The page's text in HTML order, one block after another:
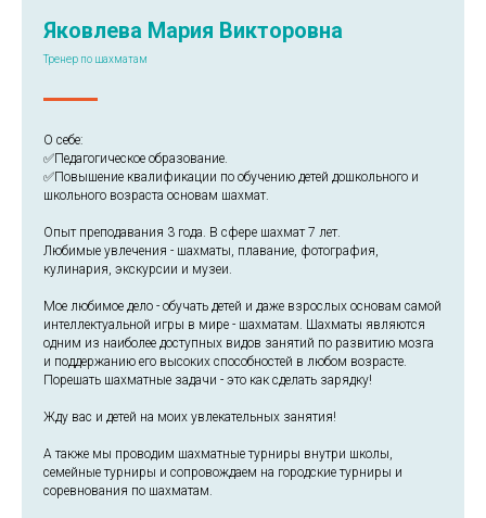
Яковлева Мария Викторовна
Тренер по шахматам
О себе:
✅Педагогическое образование.
✅Повышение квалификации по обучению детей дошкольного и
школьного возраста основам шахмат.
Опыт преподавания 3 года. В сфере шахмат 7 лет.
Любимые увлечения - шахматы, плавание, фотография,
кулинария, экскурсии и музеи.
Мое любимое дело - обучать детей и даже взрослых основам самой
интеллектуальной игры в мире - шахматам. Шахматы являются
одним из наиболее доступных видов занятий по развитию мозга
и поддержанию его высоких способностей в любом возрасте.
Порешать шахматные задачи - это как сделать зарядку!
Жду вас и детей на моих увлекательных занятия!
А также мы проводим шахматные турниры внутри школы,
семейные турниры и сопровождаем на городские турниры и
соревнования по шахматам.